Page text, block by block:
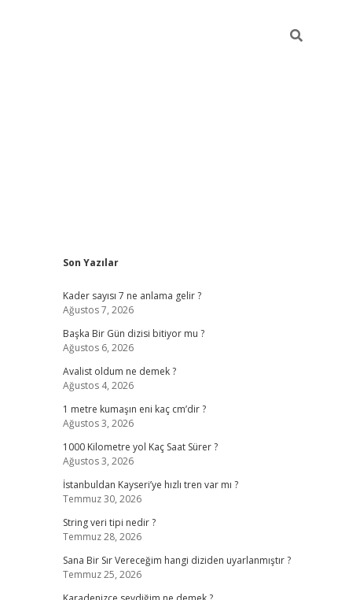
Sidebar
Son Yazılar
Kader sayısı 7 ne anlama gelir ?
Ağustos 7, 2026
Başka Bir Gün dizisi bitiyor mu ?
Ağustos 6, 2026
Avalist oldum ne demek ?
Ağustos 4, 2026
1 metre kumaşın eni kaç cm’dir ?
Ağustos 3, 2026
1000 Kilometre yol Kaç Saat Sürer ?
Ağustos 3, 2026
İstanbuldan Kayseri’ye hızlı tren var mı ?
Temmuz 30, 2026
String veri tipi nedir ?
Temmuz 28, 2026
Sana Bir Sır Vereceğim hangi diziden uyarlanmıştır ?
Temmuz 25, 2026